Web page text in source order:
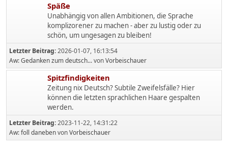
Späße
Unabhängig von allen Ambitionen, die Sprache
komplizorener zu machen - aber zu lustig oder zu
schön, um ungesagen zu bleiben!
Letzter Beitrag:2026-01-07, 16:13:54
Aw: Gedanken zum deutsch...vonVorbeischauer
Spitzfindigkeiten
Zeitung nix Deutsch? Subtile Zweifelsfälle? Hier
können die letzten sprachlichen Haare gespalten
werden.
Letzter Beitrag:2023-11-22, 14:31:22
Aw: foll danebenvonVorbeischauer